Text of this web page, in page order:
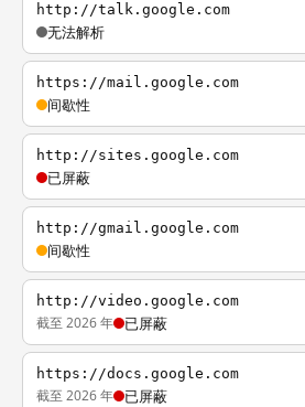
http://talk.google.com
无法解析
https://mail.google.com
间歇性
http://sites.google.com
已屏蔽
http://gmail.google.com
间歇性
http://video.google.com
截至 2026 年 已屏蔽
https://docs.google.com
截至 2026 年 已屏蔽